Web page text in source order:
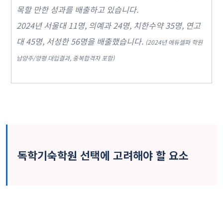
목할 만한 성과를 배출하고 있습니다.
2024년 서울대 11명, 의예과 24명, 치한수약 35명, 연고
대 45명, 서성한 56명을 배출했습니다. (2024년 에듀셀파 학원
남양주/양평 대입결과, 중복합격자 포함)
독학기숙학원 선택에 고려해야 할 요소